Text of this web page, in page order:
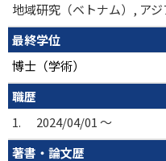
地域研究（ベトナム）, ア
最終学位
博士（学術）
職歴
1.
2024/04/01 ～
著書・論文歴